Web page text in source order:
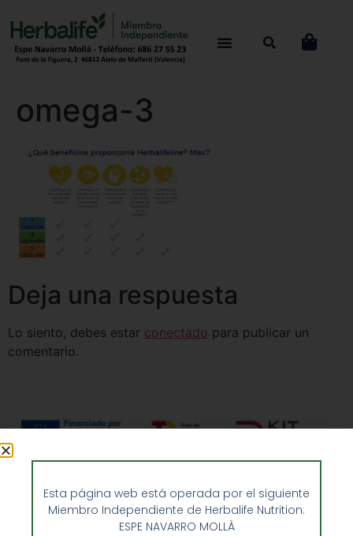
omega-3
Deja una respuesta
Lo siento, debes estar conectado para publicar un
comentario.
Esta página web está operada por el siguiente
Miembro Independiente de Herbalife Nutrition:
ESPE NAVARRO MOLLÀ